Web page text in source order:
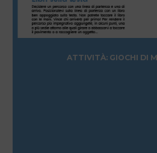
ATTIVITÀ: GIOCHI DI